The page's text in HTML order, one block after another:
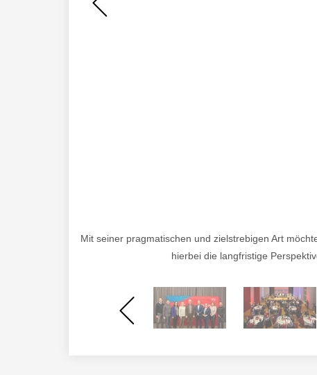
Mit seiner pragmatischen und zielstrebigen Art
hierbei die langfristige